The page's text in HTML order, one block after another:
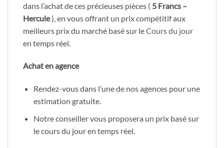
dans l’achat de ces précieuses pièces ( 5 Francs –
Hercule), en vous offrant un prix compétitif aux
meilleurs prix du marché basé sur leCours du jour
en temps réel.
Achat en agence
Rendez-vous dans l’une de nos agences pour une
estimation gratuite.
Notre conseiller vous proposera un prix basé sur
le cours du jour en temps réel.